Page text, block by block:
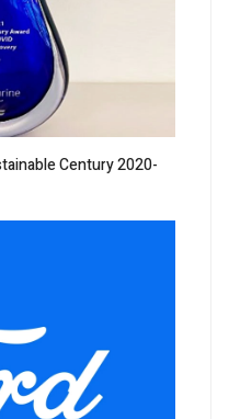
Century 2020-